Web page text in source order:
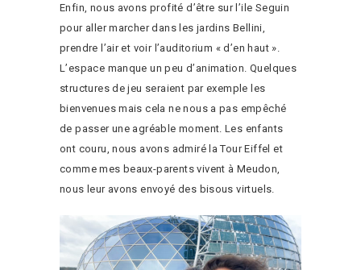
Enfin, nous avons profité d’être sur l’ile Seguin
pour aller marcher dans les jardins Bellini,
prendre l’air et voir l’auditorium « d’en haut ».
L’espace manque un peu d’animation. Quelques
structures de jeu seraient par exemple les
bienvenues mais cela ne nous a pas empêché
de passer une agréable moment. Les enfants
ont couru, nous avons admiré la Tour Eiffel et
comme mes beaux-parents vivent à Meudon,
nous leur avons envoyé des bisous virtuels.